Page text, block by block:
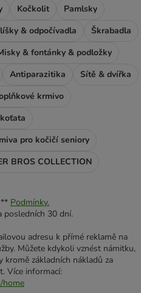
Kočkolit
Pamlsky
& odpočívadla
Škrabadla
& fontánky & podložky
Antiparazitika
Sítě & dvířka
krmivo
pro kočičí seniory
BROS COLLECTION
Podmínky.
posledních 30 dní.
adresu k přímé reklamě na
Můžete kdykoli vznést námitku,
kromě základních nákladů za
Více informací:
home